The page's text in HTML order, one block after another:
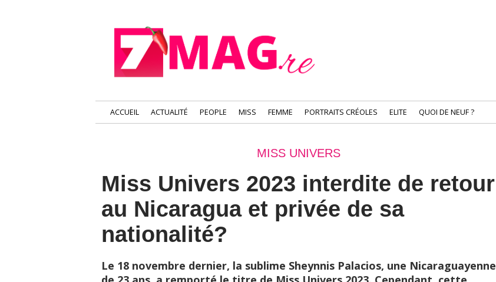
ACCUEIL ACTUALITÉ PEOPLE MISS FEMME PORTRAITS CRÉOLES ELITE QUOI DE NEUF ?
MISS UNIVERS
Miss Univers 2023 interdite de retour
au Nicaragua et privée de sa
nationalité?
Le 18 novembre dernier, la sublime Sheynnis Palacios, une Nicaraguayenne